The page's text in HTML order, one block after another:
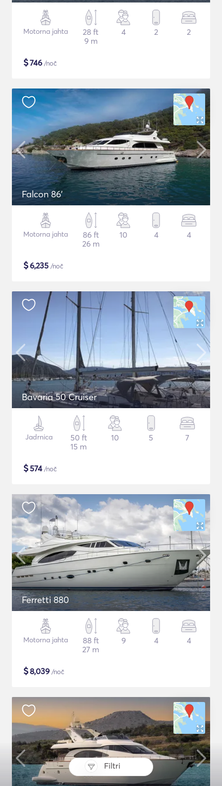
Filtri
Motorna jahta
28 ft
9 m
4 2 2
$746 /noč
Falcon 86'
Motorna jahta
86 ft
26 m
10 4 4
$6,235 /noč
Bavaria 50 Cruiser
Jadrnica
50 ft
15 m
10 5 7
$574/noč
Ferretti 880
Motorna jahta
88 ft
27 m
9 4 4
$8,039 /noč